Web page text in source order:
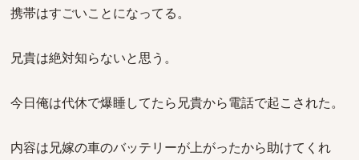
携帯はすごいことになってる。
兄貴は絶対知らないと思う。
今日俺は代休で爆睡してたら兄貴から電話で起こされた。
内容は兄嫁の車のバッテリーが上がったから助けてくれ